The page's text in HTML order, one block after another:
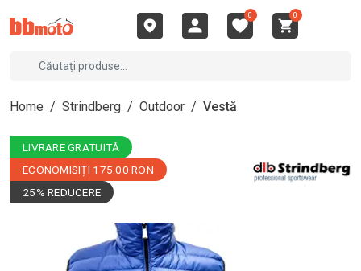
0 0
Home / Strindberg / Outdoor / Vestă
LIVRARE GRATUITĂ
ECONOMISIȚI 175.00 RON
25% REDUCERE